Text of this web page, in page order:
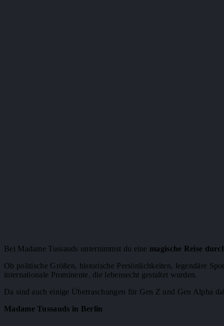
Bei Madame Tussauds unternimmst du eine magische Reise
Ob politische Größen, historische Persönlichkeiten, legendäre
internationale Prominente, die lebensecht gestaltet wurden.
Da sind auch einige Überraschungen für Gen Z und Gen Alpha
Madame Tussauds in Berlin